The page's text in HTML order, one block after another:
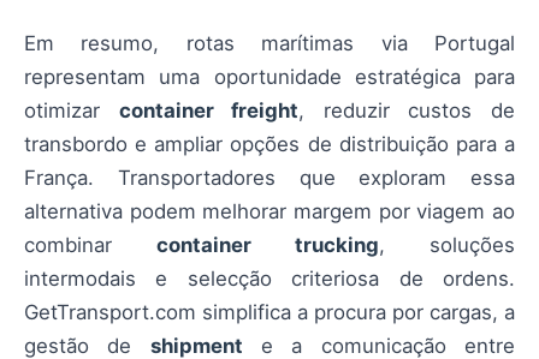
Em resumo, rotas marítimas via Portugal
representam uma oportunidade estratégica para
otimizar container freight, reduzir custos de
transbordo e ampliar opções de distribuição para a
França. Transportadores que exploram essa
alternativa podem melhorar margem por viagem ao
combinar container trucking, soluções
intermodais e selecção criteriosa de ordens.
GetTransport.com simplifica a procura por cargas, a
gestão de shipment e a comunicação entre